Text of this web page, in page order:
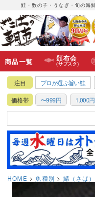
鮭・数の子・うなぎ・旬の海
商品一覧 頒布会
(サブスク)
注目 プロが選ぶ旨い鮭
価格帯 〜999円 1,000
HOME 魚種別 鯖（さば）